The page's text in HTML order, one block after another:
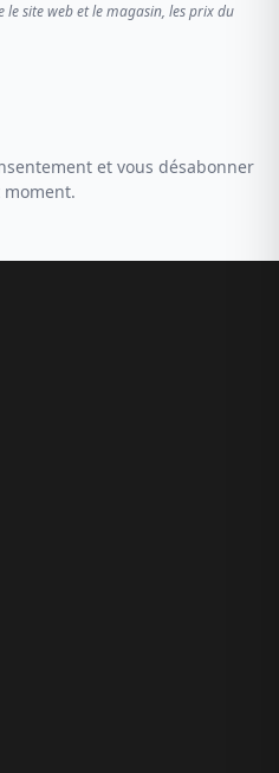
le site web et le magasin, les prix du
et vous désabonner